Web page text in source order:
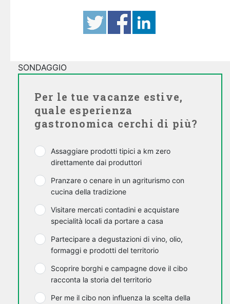
SONDAGGIO
Per le tue vacanze estive,
quale esperienza
gastronomica cerchi di più?
Assaggiare prodotti tipici a km zero
direttamente dai produttori
Pranzare o cenare in un agriturismo con
cucina della tradizione
Visitare mercati contadini e acquistare
specialità locali da portare a casa
Partecipare a degustazioni di vino, olio,
formaggi e prodotti del territorio
Scoprire borghi e campagne dove il cibo
racconta la storia del territorio
Per me il cibo non influenza la scelta della